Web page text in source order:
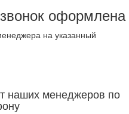
оформлена
на указанный
наших менеджеров по